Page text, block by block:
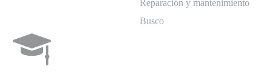
Reparación y mantenimiento
Busco